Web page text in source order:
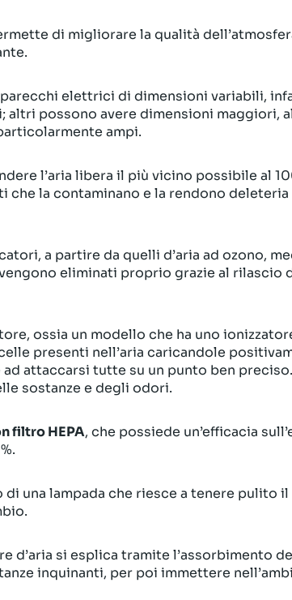
di migliorare la qualità
elettrici di dimensioni variabili,
possono avere dimensioni maggiori,
ampi.
l’aria libera il più vicino possibile al
che la contaminano e la rendono deleteria
a partire da quelli d’aria ad ozono,
eliminati proprio grazie al rilascio
ossia un modello che ha uno
presenti nell’aria caricandole
attaccarsi tutte su un punto ben
sostanze e degli odori.
filtro HEPA, che possiede un’efficacia
una lampada che riesce a tenere pulito
d’aria si esplica tramite l’assorbimento
inquinanti, per poi immettere